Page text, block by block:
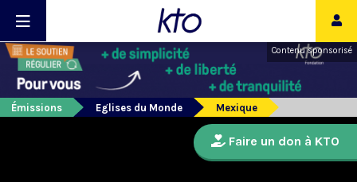
Contenu sponsorisé
Émissions Eglises du Monde Mexique
Faire un don à KTO